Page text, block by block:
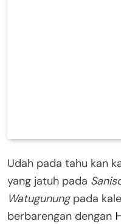
Udah pada tahu kan
yang jatuh pada
Watugunungpada
berbarengan dengan